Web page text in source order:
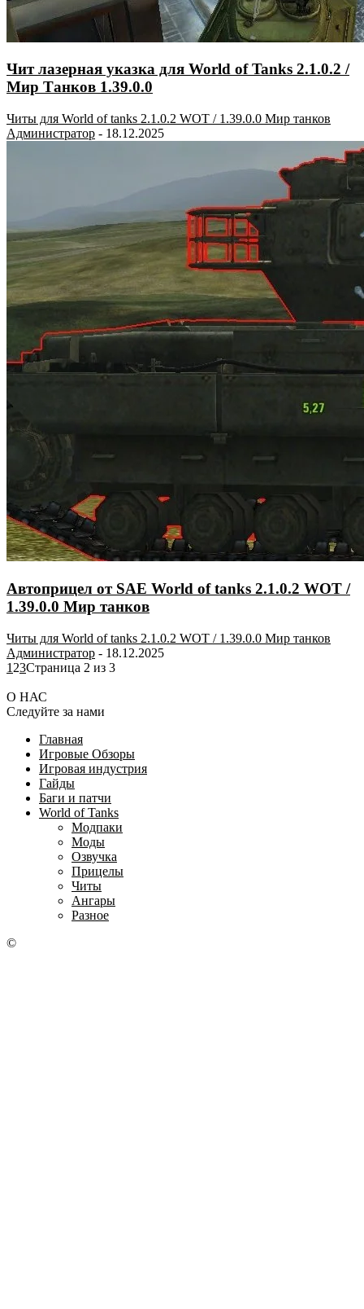
Чит лазерная указка для World of Tanks 2.1.0.2 /
Мир Танков 1.39.0.0
Читы для World of tanks 2.1.0.2 WOT / 1.39.0.0 Мир танков
Администратор - 18.12.2025
Автоприцел от SAE World of tanks 2.1.0.2 WOT /
1.39.0.0 Мир танков
Читы для World of tanks 2.1.0.2 WOT / 1.39.0.0 Мир танков
Администратор - 18.12.2025
1 23Страница 2 из 3
О НАС
Следуйте за нами
Главная
Игровые Обзоры
Игровая индустрия
Гайды
Баги и патчи
World of Tanks
Модпаки
Моды
Озвучка
Прицелы
Читы
Ангары
Разное
©